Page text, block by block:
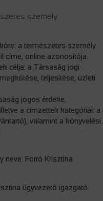
személy
a természetes személy
címe, online azonosítója.
célja: a Társaság jogi
teljesítése, üzleti
jogos érdeke.
a címzettek kategóriái: a
valamint a könyvelési
neve: Forró Krisztina
ügyvezető igazgató